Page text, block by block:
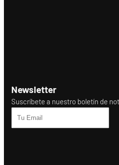
Newsletter
Suscríbete a nuestro boletín de